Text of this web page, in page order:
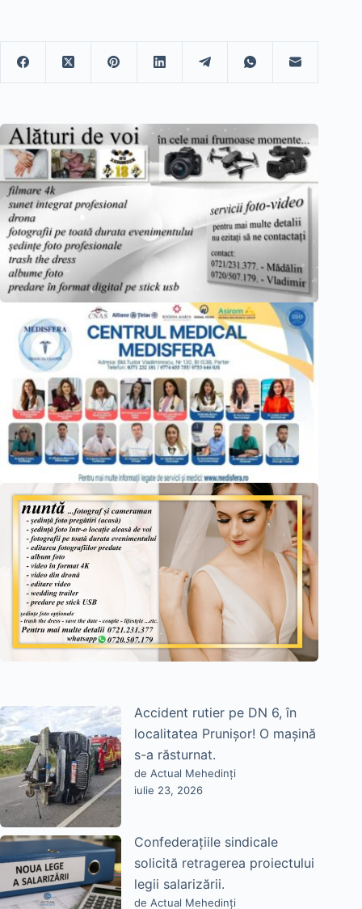
Accident rutier pe DN 6, în
localitatea Prunișor! O mașină
s-a răsturnat.
de Actual Mehedinți
iulie 23, 2026
Confederațiile sindicale
solicită retragerea proiectului
legii salarizării.
de Actual Mehedinți